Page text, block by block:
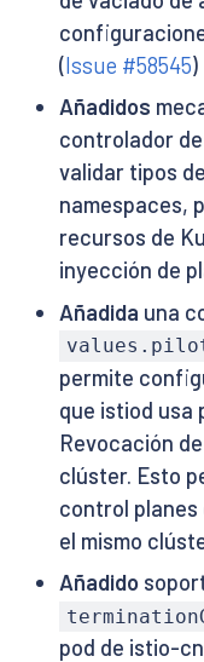
(Issue #58545)
Añadidos
controlador
validar tipos
namespaces,
recursos de
inyección de
Añadida una
permite
que istiod usa
Revocación
clúster. Esto
control planes
el mismo
Añadido
pod de istio-